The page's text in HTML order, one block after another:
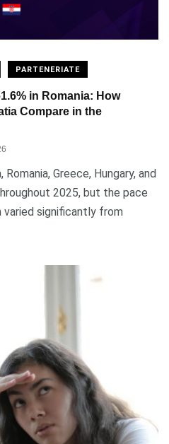
PARTENERIATE
in Romania: How
Compare in the
Greece, Hungary, and
2025, but the pace
significantly from